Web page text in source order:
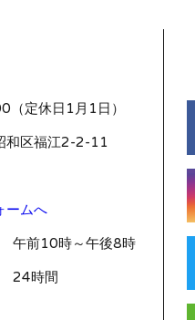
定休日1月1日）
和区福江2-2-11
ームへ
前10時～午後8時
24時間